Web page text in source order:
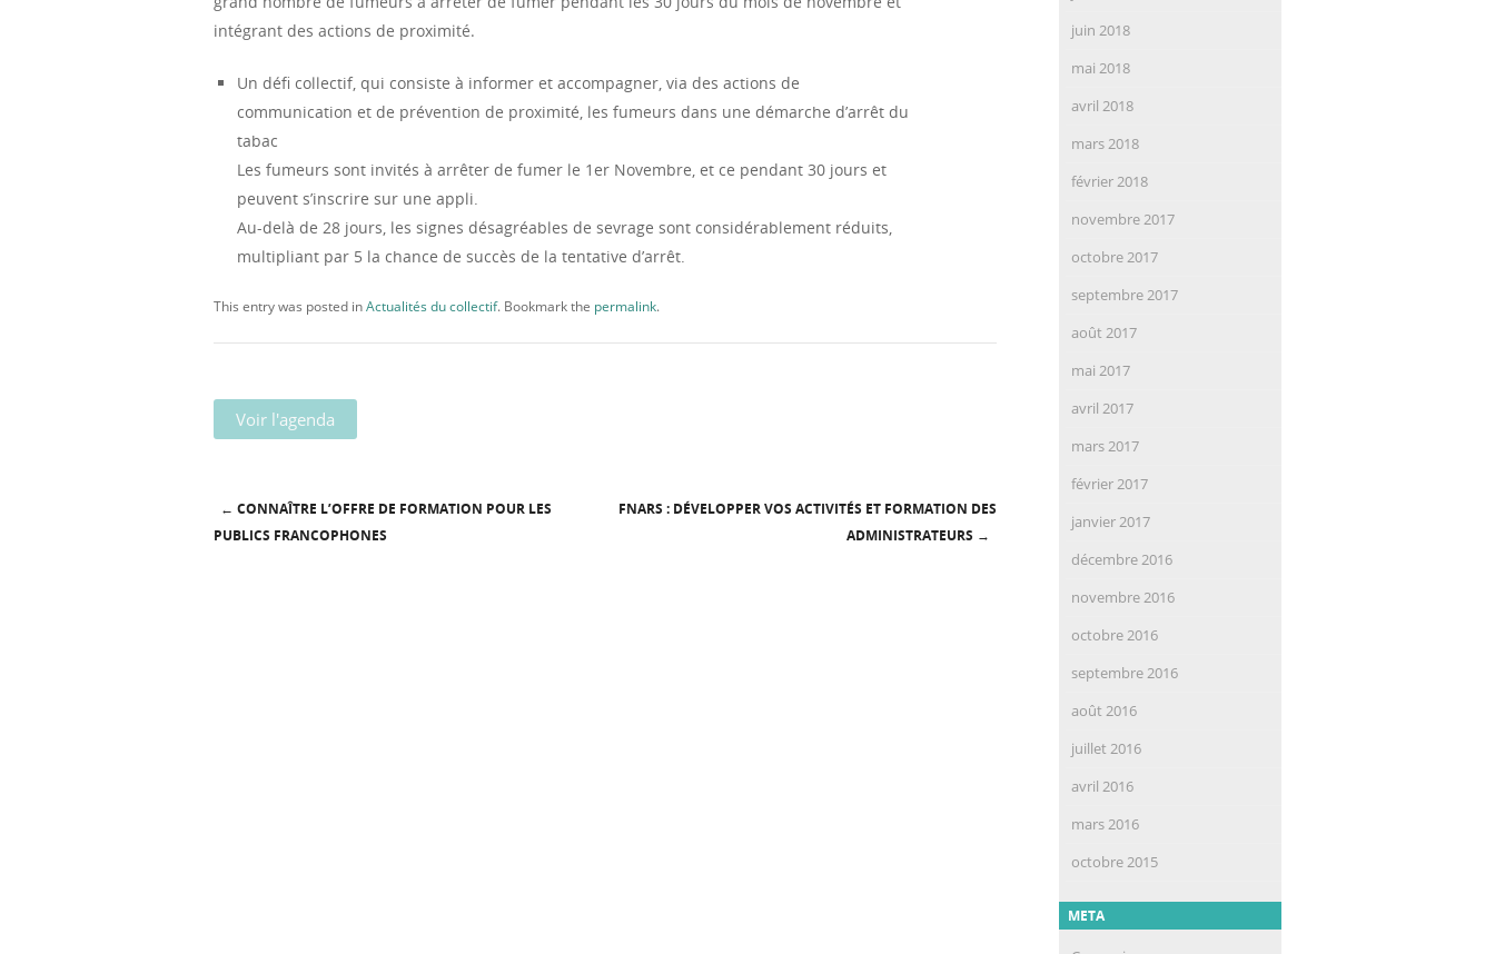
intégrant des actions de proximité.
Un défi collectif, qui consiste à informer et accompagner, via des actions de
communication et de prévention de proximité, les fumeurs dans une démarche d’arrêt du
tabac
Les fumeurs sont invités à arrêter de fumer le 1er Novembre, et ce pendant 30 jours et
peuvent s’inscrire sur une appli.
Au-delà de 28 jours, les signes désagréables de sevrage sont considérablement réduits,
multipliant par 5 la chance de succès de la tentative d’arrêt.
This entry was posted inActualités du collectif. Bookmark the permalink.
Voir l'agenda
Post navigation
← CONNAÎTRE L’OFFRE DE FORMATION POUR LES
PUBLICS FRANCOPHONES
FNARS : DÉVELOPPER VOS ACTIVITÉS ET FORMATION DES
ADMINISTRATEURS →
juin 2018
mai 2018
avril 2018
mars 2018
février 2018
novembre 2017
octobre 2017
septembre 2017
août 2017
mai 2017
avril 2017
mars 2017
février 2017
janvier 2017
décembre 2016
novembre 2016
octobre 2016
septembre 2016
août 2016
juillet 2016
avril 2016
mars 2016
octobre 2015
META